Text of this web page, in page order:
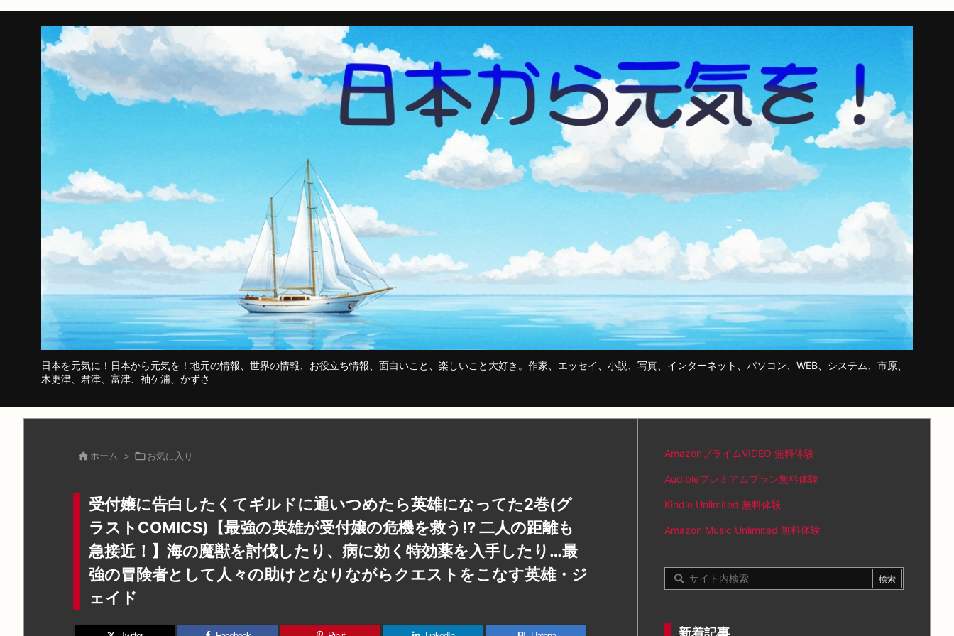
日本を元気に！日本から元気を！地元の情報、世界の情報、お役立ち情報、面白いこと、楽しいこと大好き。作家、エッセイ、小説、写真、インターネット、パソコン、WEB、システム、市原、
木更津、君津、富津、袖ケ浦、かずさ
 ホーム > お気に入り
受付嬢に告白したくてギルドに通いつめたら英雄になってた2巻(グ
ラストCOMICS)【最強の英雄が受付嬢の危機を救う!? 二人の距離も
急接近！】海の魔獣を討伐したり、病に効く特効薬を入手したり…最
強の冒険者として人々の助けとなりながらクエストをこなす英雄・ジ
ェイド
AmazonプライムVIDEO 無料体験
Audibleプレミアムプラン無料体験
Kindle Unlimited 無料体験
Amazon Music Unlimited 無料体験
新着記事